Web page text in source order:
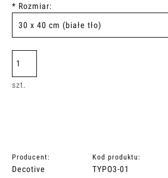
* Rozmiar:
szt.
Producent:
Decotive
Kod produktu:
TYPO3-01